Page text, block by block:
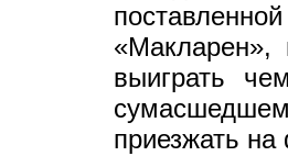
«Макларен»,
выиграть
приезжать